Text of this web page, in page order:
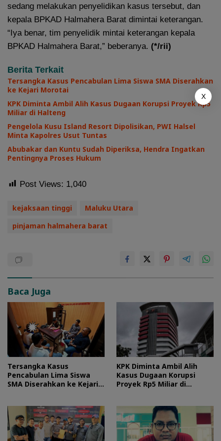
sedang melakukan penyelidikan kasus tersebut, dan
kepala BPKAD Halmahera Barat dimintai keterangan.
“Iya benar, tim penyelidik mintai keterangan kepala
BPKAD Halmahera Barat,” beberanya. (*/rii)
Berita Terkait
Tersangka Kasus Pencabulan Lima Siswa SMA Diserahkan
ke Kejari Morotai
KPK Diminta Ambil Alih Kasus Dugaan Korupsi Proyek Rp5
Miliar di Halteng
Pengelola Kusu Island Resort Dipolisikan, PWI Halsel
Minta Kapolres Usut Tuntas
Abubakar dan Kuntu Sudah Diperiksa, Hendra Ingatkan
Pentingnya Proses Hukum
Post Views: 1,040
kejaksaan tinggi
Maluku Utara
pinjaman halmahera barat
Baca Juga
Tersangka Kasus
Pencabulan Lima Siswa
SMA Diserahkan ke Kejari
KPK Diminta Ambil Alih
Kasus Dugaan Korupsi
Proyek Rp5 Miliar di
X